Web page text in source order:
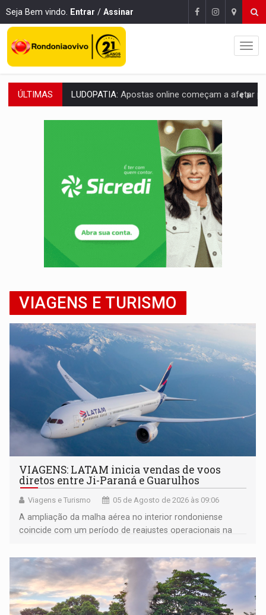
Seja Bem vindo. Entrar / Assinar
ÚLTIMAS REFLORESTAMENTO: Plantar árvores não será mais suficiente para
OVNIS NA LUA:Cientistas alertam para possível base secreta no satélite
ACABOU COM PEUGEOT: Incêndio destrói carro que era rebocado para oficina
Ladrão é filmado furtando moto na frente do bar
BOLSAS DE PESQUISA: Iniciativa Amazônia+10 lança chamada para fortalecer
Brasil tem grandes reservas de urânio, mas produz pouco e
VÍDEO:Serpente capturada na fábrica da Coca-Cola é
HOMENAGEM: Cientistas cassados pelo AI-5 se tornam pesquisadores
LUDOPATIA:Apostas online começam a afetar produtividade e rotina
VIAGENS E TURISMO
VIAGENS: LATAM inicia vendas de voos
diretos entre Ji-Paraná e Guarulhos
Viagens e Turismo 05 de Agosto de 2026 às 09:06
A ampliação da malha aérea no interior rondoniense
coincide com um período de reajustes operacionais na
estado, que registrou uma alta tarifária de 40%